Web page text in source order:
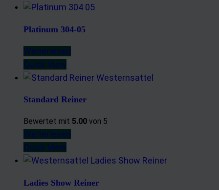
Platinum 304-05
Weiterlesen
Quick View
Standard Reiner
Bewertet mit 5.00 von 5
Weiterlesen
Quick View
Ladies Show Reiner